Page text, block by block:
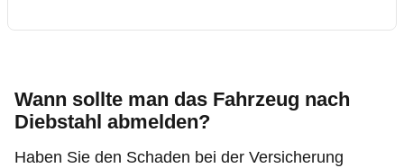
Wann sollte man das Fahrzeug nach
Diebstahl abmelden?
Haben Sie den Schaden bei der Versicherung